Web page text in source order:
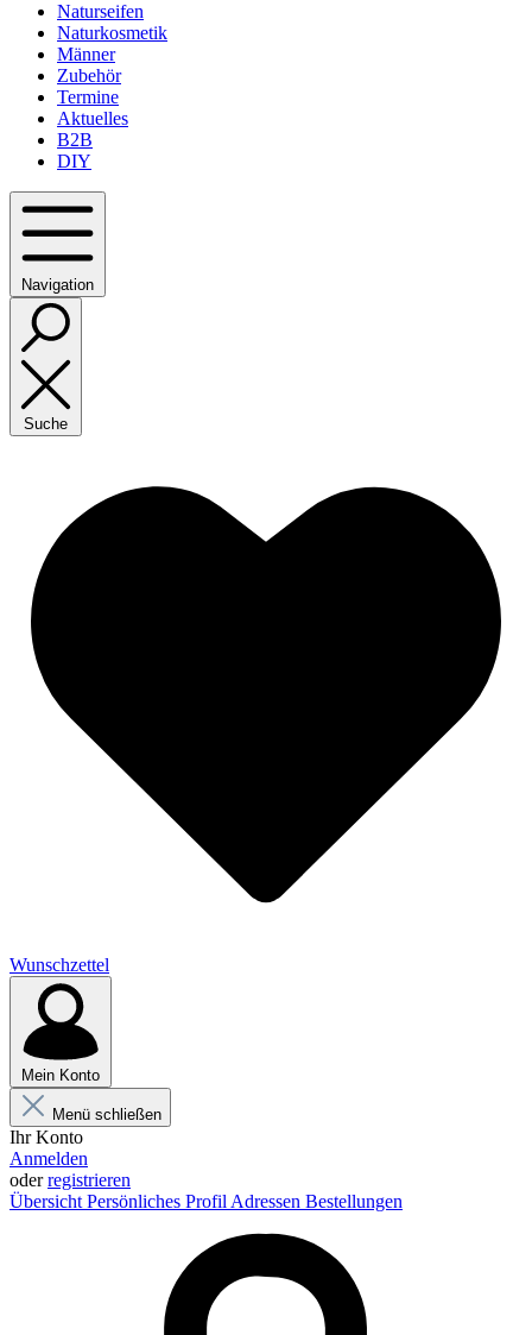
Naturseifen
Naturkosmetik
Männer
Zubehör
Termine
Aktuelles
B2B
DIY
Navigation
Suche
Wunschzettel
Mein Konto
Menü schließen
Ihr Konto
Anmelden
oderregistrieren
Übersicht Persönliches Profil Adressen Bestellungen